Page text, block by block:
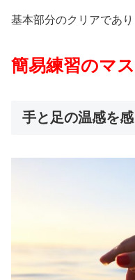
基本部分のクリアであり
簡易練習のマ
手と足の温感を